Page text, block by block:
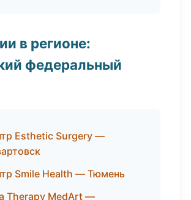
в регионе:
федеральный
Esthetic Surgery —
Smile Health — Тюмень
Therapy MedArt —